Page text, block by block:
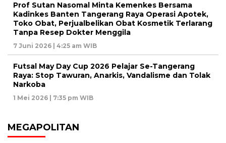
Prof Sutan Nasomal Minta Kemenkes Bersama
Kadinkes Banten Tangerang Raya Operasi Apotek,
Toko Obat, Perjualbelikan Obat Kosmetik Terlarang
Tanpa Resep Dokter Menggila
7 Juni 2026 | 4:25 am WIB
Futsal May Day Cup 2026 Pelajar Se-Tangerang
Raya: Stop Tawuran, Anarkis, Vandalisme dan Tolak
Narkoba
1 Mei 2026 | 7:35 pm WIB
MEGAPOLITAN